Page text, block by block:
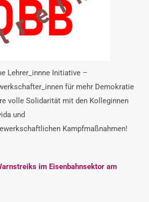
Lehrer_innne Initiative –
für mehr Demokratie
volle Solidarität mit den Kolleginnen
und
Kampfmaßnahmen!
im Eisenbahnsektor am